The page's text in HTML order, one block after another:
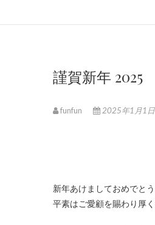
謹賀新年 2025
funfun 2025年1月1日
新年あけましておめでとう
平素はご愛顧を賜わり厚